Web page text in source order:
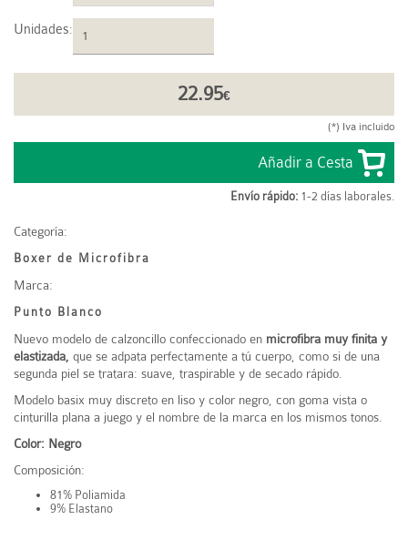
Unidades:
22.95€
(*) Iva incluido
Envío rápido: 1-2 días laborales.
Categoría:
Boxer de Microfibra
Marca:
Punto Blanco
Nuevo modelo de calzoncillo confeccionado en microfibra muy finita y
elastizada, que se adpata perfectamente a tú cuerpo, como si de una
segunda piel se tratara: suave, traspirable y de secado rápido.
Modelo basix muy discreto en liso y color negro, con goma vista o
cinturilla plana a juego y el nombre de la marca en los mismos tonos.
Color: Negro
Composición:
81% Poliamida
9% Elastano